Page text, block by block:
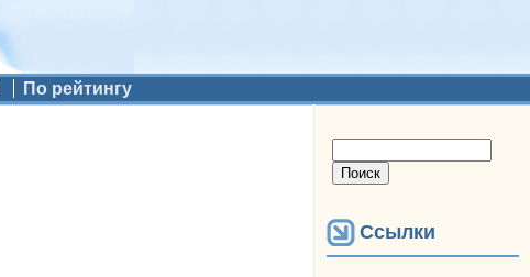
По рейтингу
Ссылки